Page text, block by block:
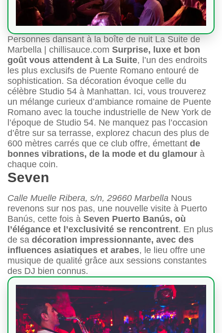
Personnes dansant à la boîte de nuit La Suite de
Marbella | chillisauce.com Surprise, luxe et bon
goût vous attendent à La Suite, l’un des endroits
les plus exclusifs de Puente Romano entouré de
sophistication. Sa décoration évoque celle du
célèbre Studio 54 à Manhattan. Ici, vous trouverez
un mélange curieux d’ambiance romaine de Puente
Romano avec la touche industrielle de New York de
l’époque de Studio 54. Ne manquez pas l’occasion
d’être sur sa terrasse, explorez chacun des plus de
600 mètres carrés que ce club offre, émettant de
bonnes vibrations, de la mode et du glamour à
chaque coin.
Seven
Calle Muelle Ribera, s/n, 29660 Marbella Nous
revenons sur nos pas, une nouvelle visite à Puerto
Banús, cette fois à Seven Puerto Banús, où
l’élégance et l’exclusivité se rencontrent. En plus
de sa décoration impressionnante, avec des
influences asiatiques et arabes, le lieu offre une
musique de qualité grâce aux sessions constantes
des DJ bien connus.